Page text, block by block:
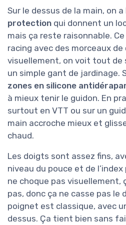
Sur le dessus de la main, on a
protection qui donnent un
mais ça reste raisonnable.
racing avec des morceaux
visuellement, on voit tout de
un simple gant de jardinage.
zones en silicone
à mieux tenir le guidon. En
surtout en VTT ou sur un
main accroche mieux et
chaud.
Les doigts sont assez fins,
niveau du pouce et de
ne choque pas visuellement,
pas, donc ça ne casse pas le
poignet est classique, avec
dessus. Ça tient bien sans